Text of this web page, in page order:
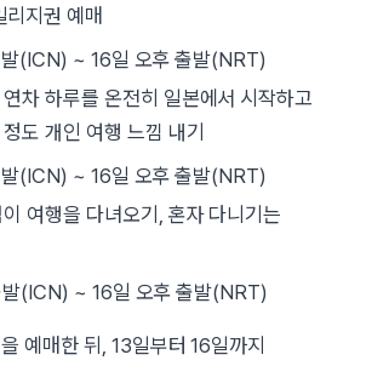
리지권 예매
(ICN) ~ 16일 오후 출발(NRT)
차 하루를 온전히 일본에서 시작하고
도 개인 여행 느낌 내기
(ICN) ~ 16일 오후 출발(NRT)
여행을 다녀오기, 혼자 다니기는
(ICN) ~ 16일 오후 출발(NRT)
예매한 뒤, 13일부터 16일까지